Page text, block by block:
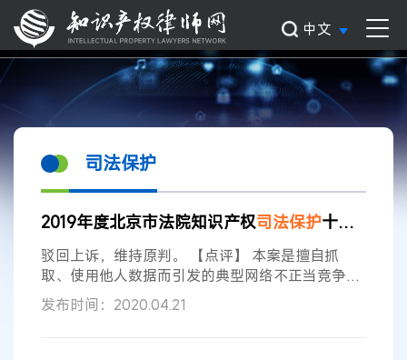
中文
司法保护
2019年度北京市法院知识产权司法保护十大案例
驳回上诉，维持原判。 【点评】 本案是擅自抓
取、使用他人数据而引发的典型网络不正当竞争案
例。当前，网络经济日渐成熟，获取流量的成本和
难度不断增加，“数据”成为网络经营者竞相争夺的
发布时间：2020.04.21